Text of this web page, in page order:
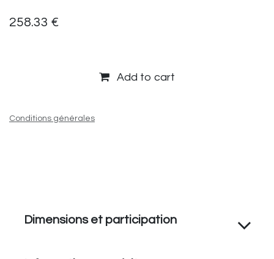
258.33 €
Add to cart
Conditions générales
Dimensions et participation